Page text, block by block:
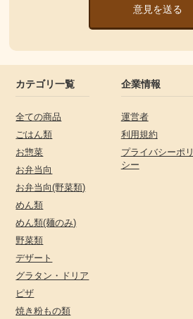
意見を送る
カテゴリ一覧
全ての商品
ごはん類
お惣菜
お弁当向
お弁当向(野菜類)
めん類
めん類(麺のみ)
野菜類
デザート
グラタン・ドリア
ピザ
焼き粉もの類
企業情報
運営者
利用規約
プライバシーポリ
シー